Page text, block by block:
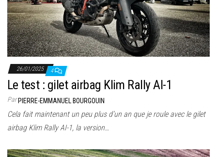
26/01/2025 4
Le test : gilet airbag Klim Rally AI-1
ParPIERRE-EMMANUEL BOURGOUIN
Cela fait maintenant un peu plus d’un an que je roule avec le gilet
airbag Klim Rally AI-1, la version…